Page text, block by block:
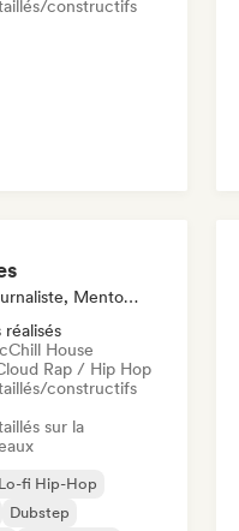
constructifs
Média / Journaliste, Mentor, Spécialiste Son
réalisés
Chill House
Rap / Hip Hop
constructifs
sur la
fi Hip-Hop
Dubstep